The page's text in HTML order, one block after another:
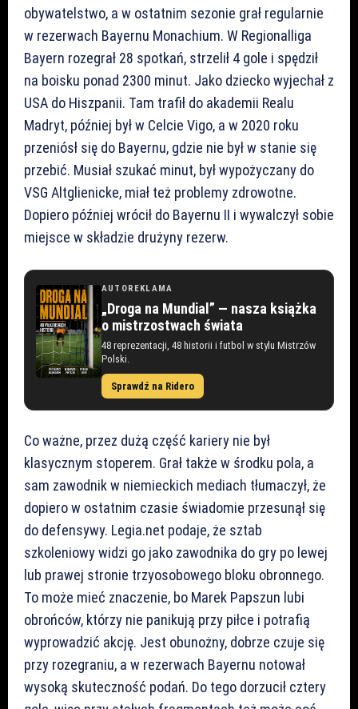
obywatelstwo, a w ostatnim sezonie grał regularnie
w rezerwach Bayernu Monachium. W Regionalliga
Bayern rozegrał 28 spotkań, strzelił 4 gole i spędził
na boisku ponad 2300 minut. Jako dziecko wyjechał z
USA do Hiszpanii. Tam trafił do akademii Realu
Madryt, później był w Celcie Vigo, a w 2020 roku
przeniósł się do Bayernu, gdzie nie był w stanie się
przebić. Musiał szukać minut, był wypożyczany do
VSG Altglienicke, miał też problemy zdrowotne.
Dopiero później wrócił do Bayernu II i wywalczył sobie
miejsce w składzie drużyny rezerw.
AUTOREKLAMA
„Droga na Mundial” — nasza książka
o mistrzostwach świata
48 reprezentacji, 48 historii i futbol w stylu Mistrzów
Polski.
Sprawdź na Ridero
Co ważne, przez dużą część kariery nie był
klasycznym stoperem. Grał także w środku pola, a
sam zawodnik w niemieckich mediach tłumaczył, że
dopiero w ostatnim czasie świadomie przesunął się
do defensywy. Legia.net podaje, że sztab
szkoleniowy widzi go jako zawodnika do gry po lewej
lub prawej stronie trzyosobowego bloku obronnego.
To może mieć znaczenie, bo Marek Papszun lubi
obrońców, którzy nie panikują przy piłce i potrafią
wyprowadzić akcję. Jest obunożny, dobrze czuje się
przy rozegraniu, a w rezerwach Bayernu notował
wysoką skuteczność podań. Do tego dorzucił cztery